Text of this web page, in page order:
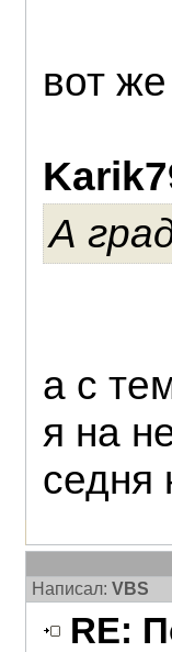
вот
А
а с
я на
седня
Написал: VBS
RE: